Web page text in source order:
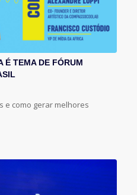
É TEMA DE FÓRUM
e como gerar melhores